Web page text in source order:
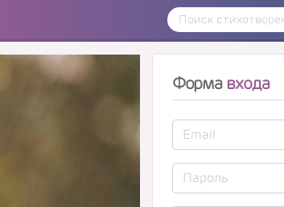
Форма входа